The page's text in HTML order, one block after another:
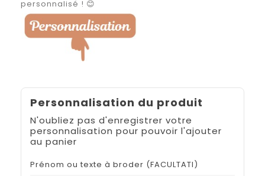
personnalisé ! 😊
Personnalisation du produit
N'oubliez pas d'enregistrer votre
personnalisation pour pouvoir l'ajouter
au panier
Prénom ou texte à broder (FACULTATI)